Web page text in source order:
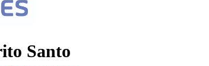
Santo